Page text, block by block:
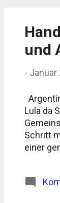
und
- Januar
Lula da
Schritt
einer